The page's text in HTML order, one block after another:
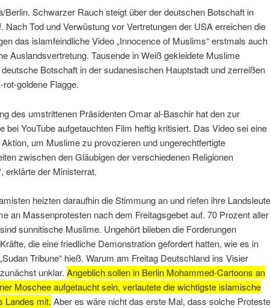
Berlin. Schwarzer Rauch steigt über der deutschen Botschaft in
Nach Tod und Verwüstung vor Vertretungen der USA erreichen die
das islamfeindliche Video „Innocence of Muslims“ erstmals auch
Auslandsvertretung. Tausende in Weiß gekleidete Muslime
Botschaft in der sudanesischen Hauptstadt und zerreißen
goldene Flagge.
des umstrittenen Präsidenten Omar al-Baschir hat den zur
bei YouTube aufgetauchten Film heftig kritisiert. Das Video sei eine
um Muslime zu provozieren und ungerechtfertigte
zwischen den Gläubigen der verschiedenen Religionen
erklärte der Ministerrat.
heizten daraufhin die Stimmung an und riefen ihre Landsleute
an Massenprotesten nach dem Freitagsgebet auf. 70 Prozent aller
sunnitische Muslime. Ungehört blieben die Forderungen
die eine friedliche Demonstration gefordert hatten, wie es in
Tribune“ hieß. Warum am Freitag Deutschland ins Visier
unklar. Angeblich sollen in Berlin Mohammed-Cartoons an
Moschee aufgetaucht sein, verlautete die wichtigste islamische
Landes mit. Aber es wäre nicht das erste Mal, dass solche Proteste